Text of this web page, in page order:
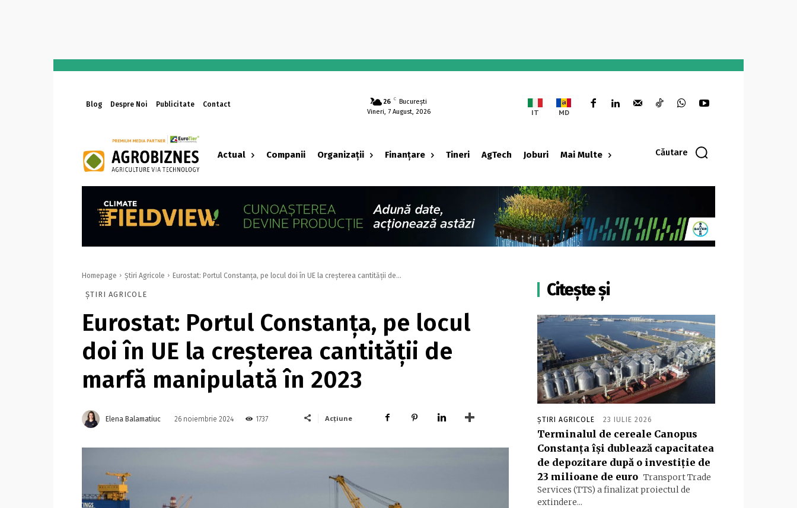
Blog Despre Noi Publicitate Contact 26 C București
Vineri, 7 August, 2026
IT MD
Actual Companii Organizații Finanțare Tineri AgTech Joburi Mai Multe Căutare
-
Homepage Știri Agricole Eurostat: Portul Constanţa, pe locul doi în UE la creşterea cantităţii de...
ȘTIRI AGRICOLE
Eurostat: Portul Constanţa, pe locul
doi în UE la creşterea cantităţii de
marfă manipulată în 2023
Elena Balamatiuc 26 noiembrie 2024 1737 Acțiune
Citește și
ȘTIRI AGRICOLE 23 IULIE 2026
Terminalul de cereale Canopus
Constanța își dublează capacitatea
de depozitare după o investiție de
23 milioane de euro Transport Trade
Services (TTS) a finalizat proiectul de
extindere...